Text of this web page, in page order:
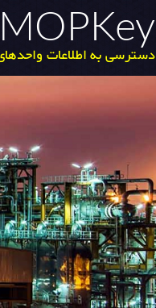
MOPKey
دسترسی به اطلاعات